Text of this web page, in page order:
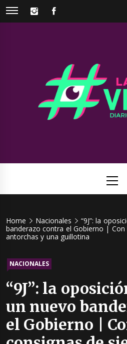
Skip
INSTAGRAM
Menu
Home Nacionales
“9J”: la
banderazo contra el Gobierno | Con
antorchas y una guillotina
NACIONALES
“9J”: la
un nuevo
el Gobierno |